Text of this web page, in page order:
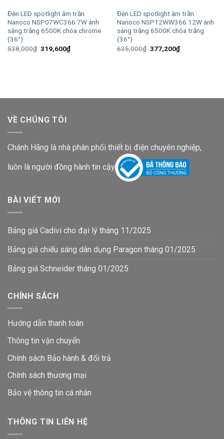
Đèn LED spotlight âm trần
Nanoco NSP07WC366 7W ánh
sáng trắng 6500K chóa chrome
(36°)
538,000₫ Giá
319,600₫Giá
hiện
Đèn LED spotlight âm trần
Nanoco NSP12WW366 12W ánh
sáng trắng 6500K chóa trắng
(36°)
635,000₫ Giá
377,200₫Giá
hiện
VỀ CHÚNG TÔI
Chánh Hãng là nhà phân phối thiết bị điện chuyên nghiệp,
luôn là người đồng hành tin cậy
BÀI VIẾT MỚI
Bảng giá Cadivi cho đại lý tháng 11/2025
Bảng giá chiếu sáng dân dụng Paragon tháng 01/2025
Bảng giá Schneider tháng 01/2025
CHÍNH SÁCH
Hướng dẫn thanh toán
Thông tin vận chuyển
Chính sách Bảo hành & đổi trả
Chính sách thương mại
Bảo vệ thông tin cá nhân
THÔNG TIN LIÊN HỆ